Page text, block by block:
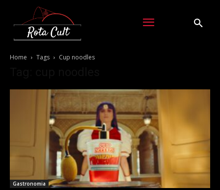
Home Tags Cup noodles
Gastronomia